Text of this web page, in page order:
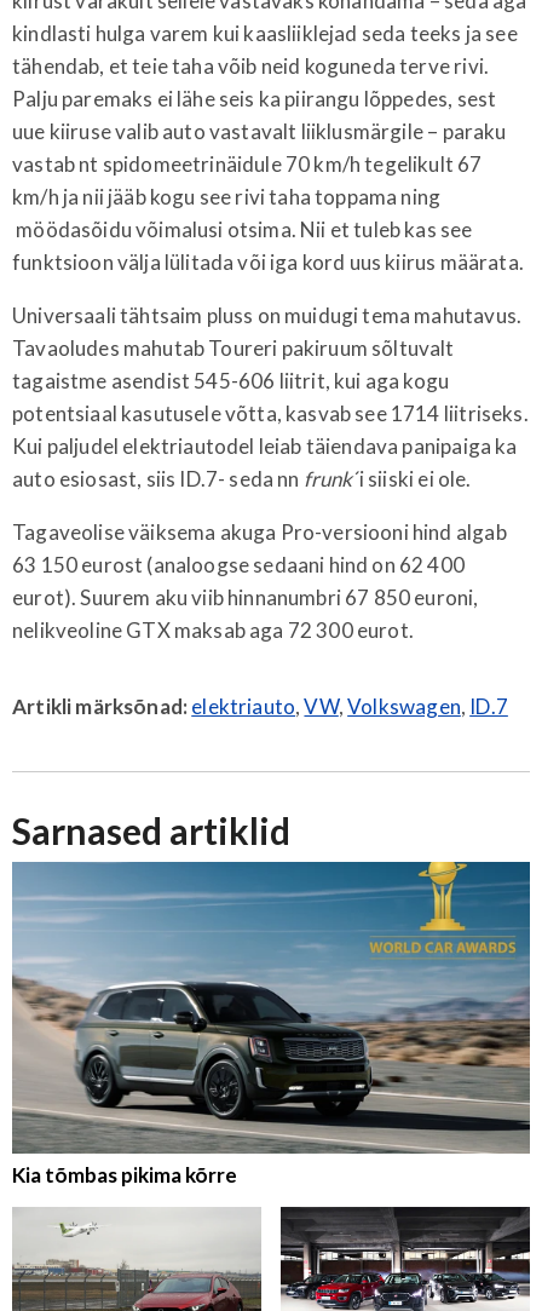
kindlasti hulga varem kui kaasliiklejad seda teeks ja see
tähendab, et teie taha võib neid koguneda terve rivi.
Palju paremaks ei lähe seis ka piirangu lõppedes, sest
uue kiiruse valib auto vastavalt liiklusmärgile – paraku
vastab nt spidomeetrinäidule 70 km/h tegelikult 67
km/h ja nii jääb kogu see rivi taha toppama ning
möödasõidu võimalusi otsima. Nii et tuleb kas see
funktsioon välja lülitada või iga kord uus kiirus määrata.
Universaali tähtsaim pluss on muidugi tema mahutavus.
Tavaoludes mahutab Toureri pakiruum sõltuvalt
tagaistme asendist 545-606 liitrit, kui aga kogu
potentsiaal kasutusele võtta, kasvab see 1714 liitriseks.
Kui paljudel elektriautodel leiab täiendava panipaiga ka
auto esiosast, siis ID.7- seda nn frunk´i siiski ei ole.
Tagaveolise väiksema akuga Pro-versiooni hind algab
63 150 eurost (analoogse sedaani hind on 62 400
eurot). Suurem aku viib hinnanumbri 67 850 euroni,
nelikveoline GTX maksab aga 72 300 eurot.
Artikli märksõnad: elektriauto,VW,Volkswagen, ID.7
Sarnased artiklid
Kia tõmbas pikima kõrre